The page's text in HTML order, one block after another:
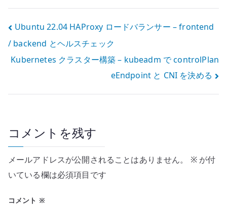
投
稿
ナ
ビ
ー
シ
ョ
ン
Ubuntu 22.04 HAProxy ロードバランサー – frontend
/ backend とヘルスチェック
Kubernetes クラスター構築 – kubeadm で controlPlan
eEndpoint と CNI を決める
コメントを残す
メールアドレスが公開されることはありません。 ※が付
いている欄は必須項目です
コメント ※